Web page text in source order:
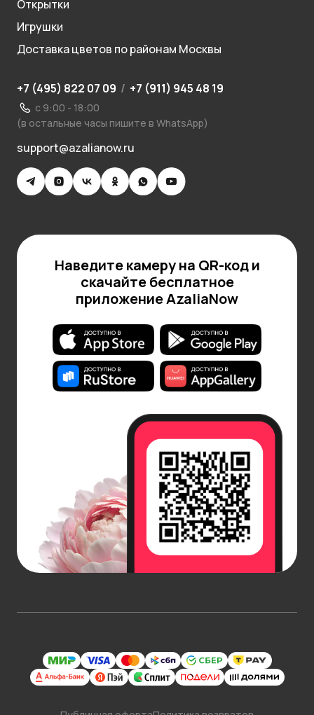
Открытки
Игрушки
Доставка цветов по районам Москвы
+7 (495) 822 07 09 / +7 (911) 945 48 19
с 9:00 - 18:00
(в остальные часы пишите в WhatsApp)
support@azalianow.ru
Наведите камеру на QR-код и
скачайте бесплатное
приложение AzaliaNow